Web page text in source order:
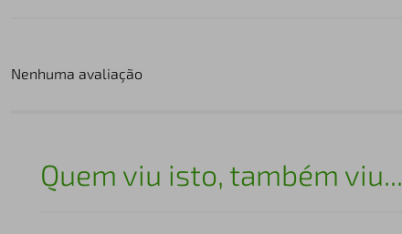
Nenhuma avaliação
Quem viu isto, também viu...